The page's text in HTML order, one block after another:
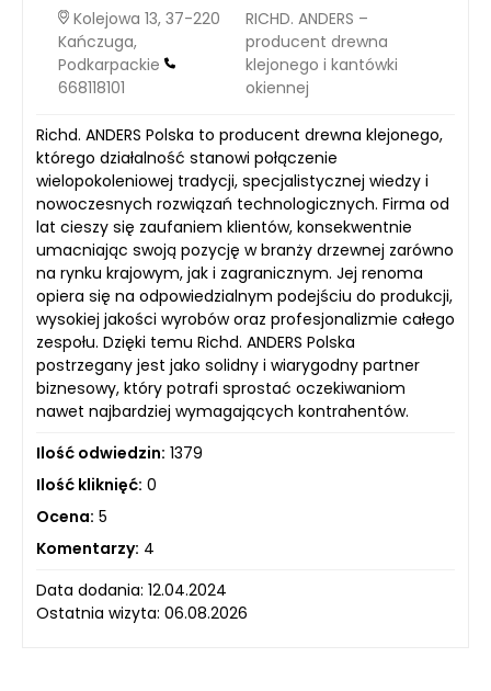
Kolejowa 13, 37-220
Kańczuga,
Podkarpackie
668118101
RICHD. ANDERS –
producent drewna
klejonego i kantówki
okiennej
Richd. ANDERS Polska to producent drewna klejonego,
którego działalność stanowi połączenie
wielopokoleniowej tradycji, specjalistycznej wiedzy i
nowoczesnych rozwiązań technologicznych. Firma od
lat cieszy się zaufaniem klientów, konsekwentnie
umacniając swoją pozycję w branży drzewnej zarówno
na rynku krajowym, jak i zagranicznym. Jej renoma
opiera się na odpowiedzialnym podejściu do produkcji,
wysokiej jakości wyrobów oraz profesjonalizmie całego
zespołu. Dzięki temu Richd. ANDERS Polska
postrzegany jest jako solidny i wiarygodny partner
biznesowy, który potrafi sprostać oczekiwaniom
nawet najbardziej wymagających kontrahentów.
Ilość odwiedzin: 1379
Ilość kliknięć: 0
Ocena: 5
Komentarzy: 4
Data dodania: 12.04.2024
Ostatnia wizyta: 06.08.2026